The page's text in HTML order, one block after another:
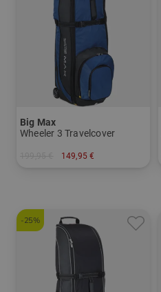
Big Max
Wheeler 3 Travelcover
149,95 €
-25%